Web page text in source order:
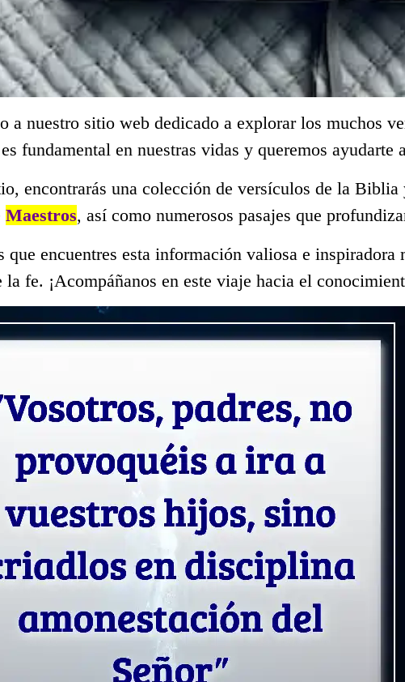
a nuestro sitio web dedicado a explorar los muchos
fundamental en nuestras vidas y queremos ayudarte
encontrarás una colección de versículos de la
Maestros, así como numerosos pasajes que
que encuentres esta información valiosa e
la fe. ¡Acompáñanos en este viaje hacia el